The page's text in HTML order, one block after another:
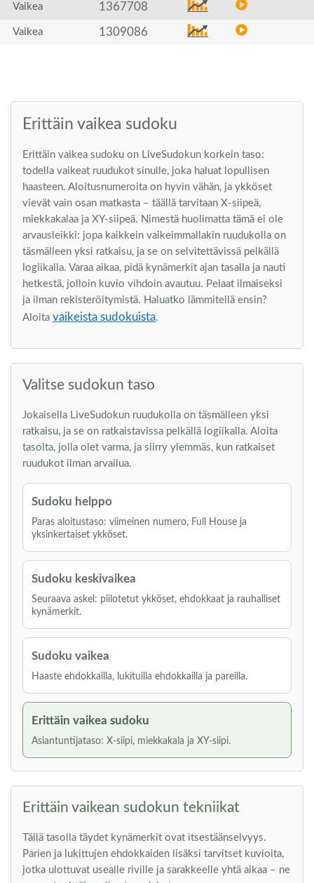
Vaikea 1367708
Vaikea 1309086
Erittäin vaikea sudoku
Erittäin vaikea sudoku on LiveSudokun korkein taso:
todella vaikeat ruudukot sinulle, joka haluat lopullisen
haasteen. Aloitusnumeroita on hyvin vähän, ja ykköset
vievät vain osan matkasta – täällä tarvitaan X-siipeä,
miekkakalaa ja XY-siipeä. Nimestä huolimatta tämä ei ole
arvausleikki: jopa kaikkein vaikeimmallakin ruudukolla on
täsmälleen yksi ratkaisu, ja se on selvitettävissä pelkällä
logiikalla. Varaa aikaa, pidä kynämerkit ajan tasalla ja nauti
hetkestä, jolloin kuvio vihdoin avautuu. Pelaat ilmaiseksi
ja ilman rekisteröitymistä. Haluatko lämmitellä ensin?
Aloita vaikeista sudokuista.
Valitse sudokun taso
Jokaisella LiveSudokun ruudukolla on täsmälleen yksi
ratkaisu, ja se on ratkaistavissa pelkällä logiikalla. Aloita
tasolta, jolla olet varma, ja siirry ylemmäs, kun ratkaiset
ruudukot ilman arvailua.
Sudoku helppo
Paras aloitustaso: viimeinen numero, Full House ja
yksinkertaiset ykköset.
Sudoku keskivaikea
Seuraava askel: piilotetut ykköset, ehdokkaat ja rauhalliset
kynämerkit.
Sudoku vaikea
Haaste ehdokkailla, lukituilla ehdokkailla ja pareilla.
Erittäin vaikea sudoku
Asiantuntijataso: X-siipi, miekkakala ja XY-siipi.
Erittäin vaikean sudokun tekniikat
Tällä tasolla täydet kynämerkit ovat itsestäänselvyys.
Parien ja lukittujen ehdokkaiden lisäksi tarvitset kuvioita,
jotka ulottuvat usealle riville ja sarakkeelle yhtä aikaa – ne